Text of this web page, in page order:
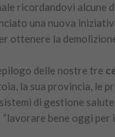
ricordandovi
una nuova
ottenere la
delle nostre tre
la sua provincia, le
di gestione
bene oggi per il